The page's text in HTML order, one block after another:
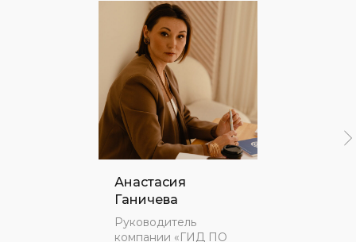
Анастасия
Ганичева
Руководитель
компании «ГИД ПО